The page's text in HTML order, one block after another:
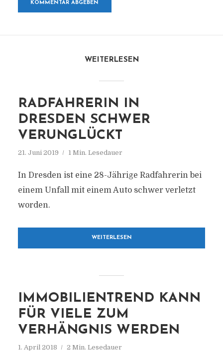
WEITERLESEN
RADFAHRERIN IN
DRESDEN SCHWER
VERUNGLÜCKT
21. Juni 2019 1 Min. Lesedauer
In Dresden ist eine 28-Jährige Radfahrerin bei
einem Unfall mit einem Auto schwer verletzt
worden.
WEITERLESEN
IMMOBILIENTREND KANN
FÜR VIELE ZUM
VERHÄNGNIS WERDEN
1. April 2018 2 Min. Lesedauer